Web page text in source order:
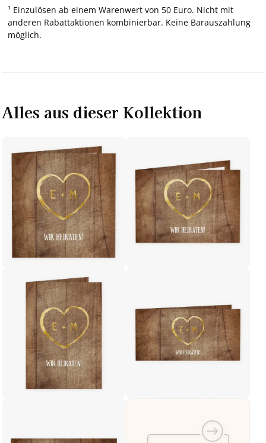
¹ Einzulösen ab einem Warenwert von 50 Euro. Nicht mit
anderen Rabattaktionen kombinierbar. Keine Barauszahlung
möglich.
Alles aus dieser Kollektion